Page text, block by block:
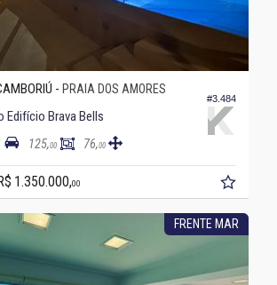
#3.484
- PRAIA DOS AMORES
Edifício Brava Bells
125,00 76,00
1.350.000,00
FRENTE MAR